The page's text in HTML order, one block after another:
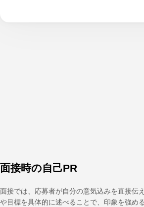
面接時の自己PR
面接では、応募者が自分の意気込みを直接伝
や目標を具体的に述べることで、印象を強め